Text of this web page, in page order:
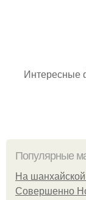
Интересные
Популярные
На
Совершенно